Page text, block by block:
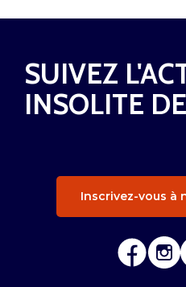
SUIVEZ
INSOLITE
Inscrivez-vous à